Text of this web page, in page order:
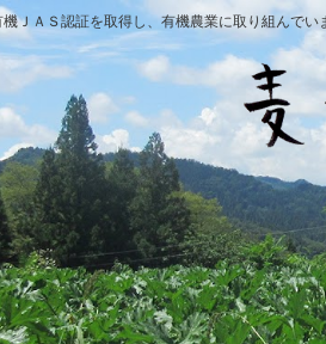
ＪＡＳ認証を取得し、有機農業に取り組んでい